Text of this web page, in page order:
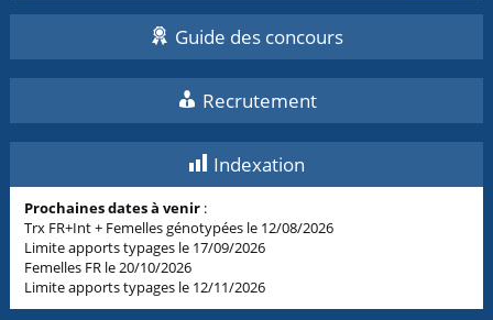
Guide des concours
Recrutement
Indexation
Prochaines dates à venir :
Trx FR+Int + Femelles génotypées le 12/08/2026
Limite apports typages le 17/09/2026
Femelles FR le 20/10/2026
Limite apports typages le 12/11/2026